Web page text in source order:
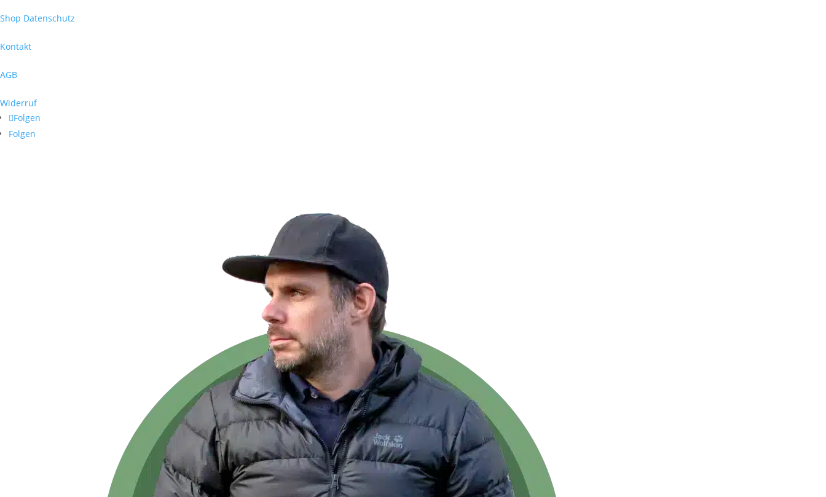
Shop Datenschutz
Kontakt
AGB
Widerruf
Folgen
Folgen